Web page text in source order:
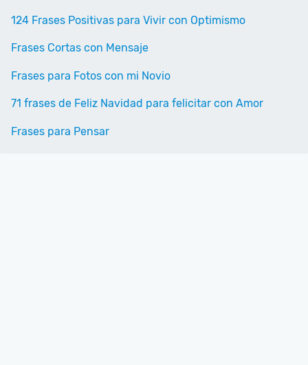
124 Frases Positivas para Vivir con Optimismo
Frases Cortas con Mensaje
Frases para Fotos con mi Novio
71 frases de Feliz Navidad para felicitar con Amor
Frases para Pensar